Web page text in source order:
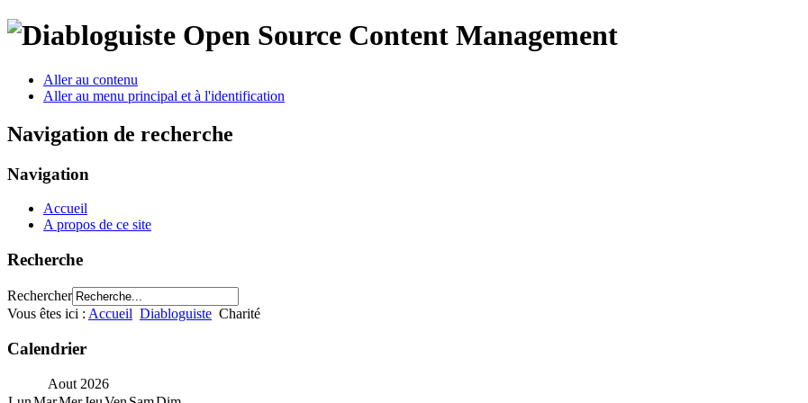
Open Source Content Management
Aller au contenu
Aller au menu principal et à l'identification
Navigation de recherche
Navigation
Accueil
A propos de ce site
Recherche
Rechercher
Vous êtes ici : Accueil Diabloguiste Charité
Calendrier
Aout 2026